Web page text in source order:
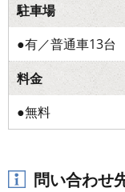
駐車場
●有／普通車13台
料金
●無料
問い合わせ